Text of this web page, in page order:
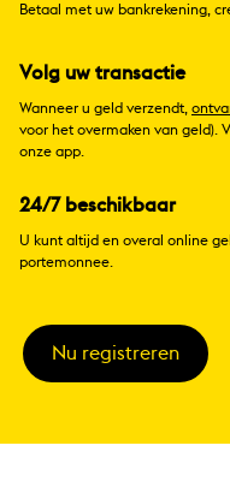
Betaal met uw bankrekening,
Volg uw transactie
Wanneer u geld verzendt,
voor het overmaken van geld).
onze app.
24/7 beschikbaar
U kunt altijd en overal online
portemonnee.
Nu registreren